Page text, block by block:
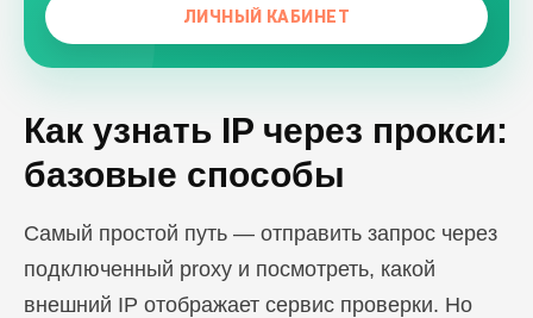
ЛИЧНЫЙ КАБИНЕТ
Как узнать IP через прокси:
базовые способы
Самый простой путь — отправить запрос через
подключенный proxy и посмотреть, какой
внешний IP отображает сервис проверки. Но